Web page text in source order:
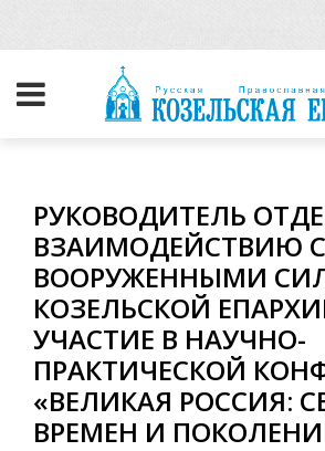
РУКОВОДИТЕЛЬ
ВЗАИМОДЕЙСТВИЮ С
ВООРУЖЕННЫМИ
КОЗЕЛЬСКОЙ
УЧАСТИЕ В НАУЧНО-
ПРАКТИЧЕСКОЙ
«ВЕЛИКАЯ РОССИЯ:
ВРЕМЕН И